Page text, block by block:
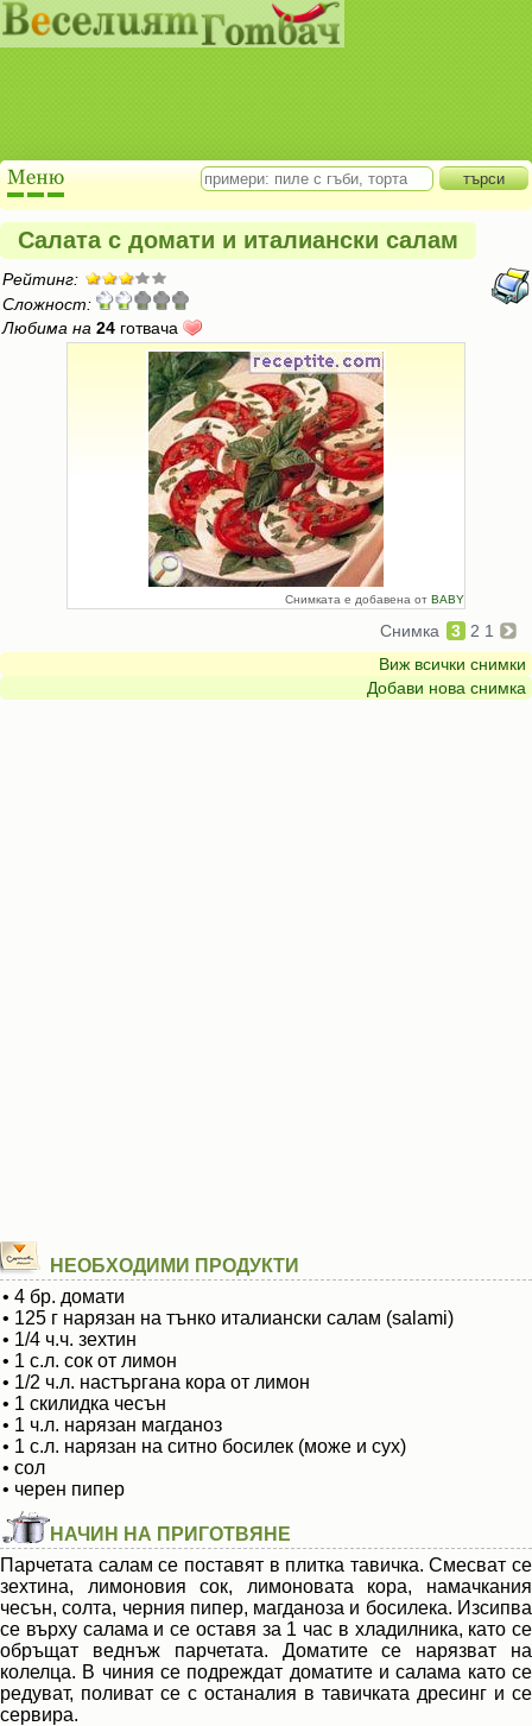
Салата с домати и италиански салам
Рейтинг:
Сложност:
Любима на 24 готвача
Снимката е добавена от BABY
Снимка 3 2 1
Виж всички снимки
Добави нова снимка
НЕОБХОДИМИ ПРОДУКТИ
• 4 бр. домати
• 125 г нарязан на тънко италиански салам (salami)
• 1/4 ч.ч. зехтин
• 1 с.л. сок от лимон
• 1/2 ч.л. настъргана кора от лимон
• 1 скилидка чесън
• 1 ч.л. нарязан магданоз
• 1 с.л. нарязан на ситно босилек (може и сух)
• сол
• черен пипер
НАЧИН НА ПРИГОТВЯНЕ
Парчетата салам се поставят в плитка тавичка. Смесват се
зехтина, лимоновия сок, лимоновата кора, намачкания
чесън, солта, черния пипер, магданоза и босилека. Изсипва
се върху салама и се оставя за 1 час в хладилника, като се
обръщат веднъж парчетата. Доматите се нарязват на
колелца. В чиния се подреждат доматите и салама като се
редуват, поливат се с останалия в тавичката дресинг и се
сервира.